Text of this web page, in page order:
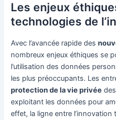
Les enjeux
technologies de
Avec l’avancée rapide des
nombreux enjeux éthiques se
l’utilisation des données
les plus préoccupants. Les
protection de la vie privée
exploitant les données pour
effet, la ligne entre